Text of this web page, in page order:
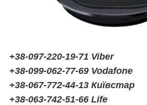
+38-097-220-19-71 Viber
+38-099-062-77-69 Vodafone
+38-067-772-44-13 Київстар
+38-063-742-51-66 Life